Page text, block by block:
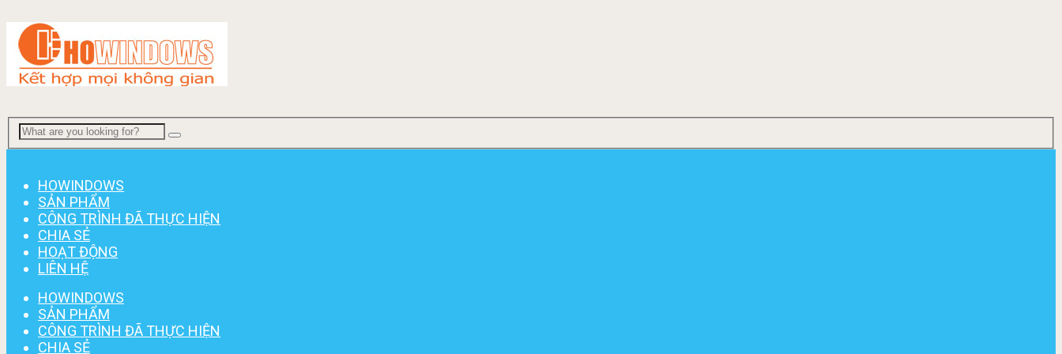
HOWINDOWS
SẢN PHẨM
CÔNG TRÌNH ĐÃ THỰC HIỆN
CHIA SẺ
HOẠT ĐỘNG
LIÊN HỆ
HOWINDOWS
SẢN PHẨM
CÔNG TRÌNH ĐÃ THỰC HIỆN
CHIA SẺ